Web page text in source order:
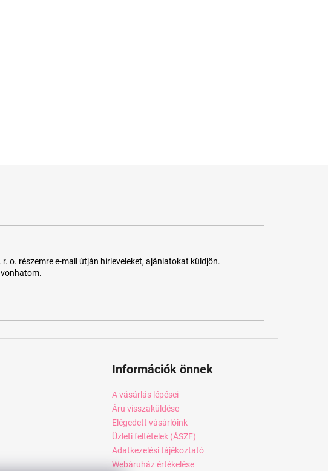
o. részemre e-mail útján hírleveleket, ajánlatokat küldjön.
Információk önnek
A vásárlás lépései
Áru visszaküldése
Elégedett vásárlóink
Üzleti feltételek (ÁSZF)
Adatkezelési tájékoztató
Webáruház értékelése